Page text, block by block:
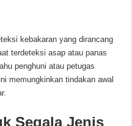
kebakaran yang dirancang
terdeteksi asap atau panas
penghuni atau petugas
memungkinkan tindakan awal
Segala Jenis